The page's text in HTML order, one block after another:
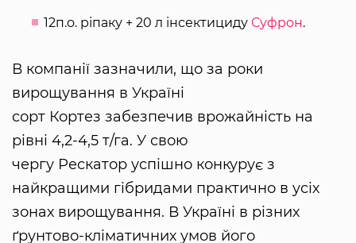
12п.о. ріпаку + 20 л інсектициду Суфрон.
В компанії зазначили, що за роки
вирощування в Україні
сорт Кортез забезпечив врожайність на
рівні 4,2-4,5 т/га. У свою
чергу Рескатор успішно конкурує з
найкращими гібридами практично в усіх
зонах вирощування. В Україні в різних
ґрунтово-кліматичних умов його